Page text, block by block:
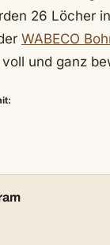
26 Löcher
WABECO
und ganz